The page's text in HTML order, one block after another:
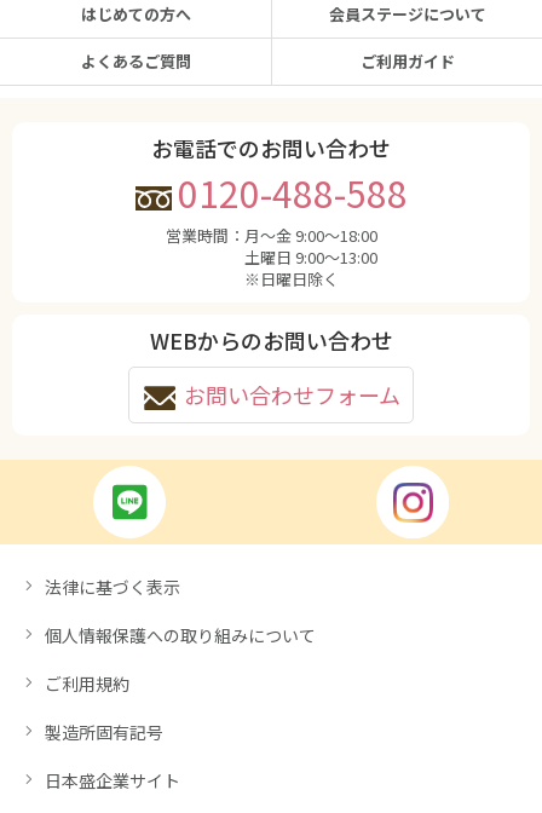
はじめての方へ
よくあるご質問
会員ステージについて
ご利用ガイド
お電話でのお問い合わせ
0120-488-588
営業時間： 月〜金 9:00〜18:00
土曜日 9:00〜13:00
※日曜日除く
WEBからのお問い合わせ
お問い合わせフォーム
法律に基づく表示
個人情報保護への取り組みについて
ご利用規約
製造所固有記号
日本盛企業サイト